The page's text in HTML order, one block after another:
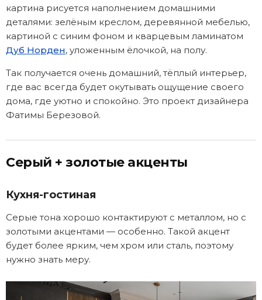
картина рисуется наполнением домашними
деталями: зелёным креслом, деревянной мебелью,
картиной с синим фоном и кварцевым ламинатом
Дуб Норден, уложенным ёлочкой, на полу.
Так получается очень домашний, тёплый интерьер,
где вас всегда будет окутывать ощущение своего
дома, где уютно и спокойно. Это проект дизайнера
Фатимы Березовой.
Серый + золотые акценты
Кухня-гостиная
Серые тона хорошо контактируют с металлом, но с
золотыми акцентами — особенно. Такой акцент
будет более ярким, чем хром или сталь, поэтому
нужно знать меру.